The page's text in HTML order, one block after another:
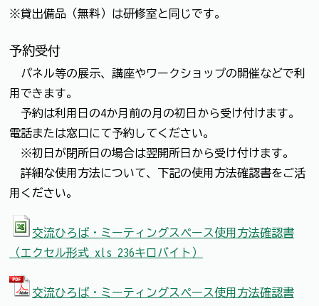
※貸出備品（無料）は研修室と同じです。
予約受付
パネル等の展示、講座やワークショップの開催などで利
用できます。
予約は利用日の4か月前の月の初日から受け付けます。
電話または窓口にて予約してください。
※初日が閉所日の場合は翌開所日から受け付けます。
詳細な使用方法について、下記の使用方法確認書をご活
用ください。
交流ひろば・ミーティングスペース使用方法確認書
（エクセル形式 xls 236キロバイト）
交流ひろば・ミーティングスペース使用方法確認書